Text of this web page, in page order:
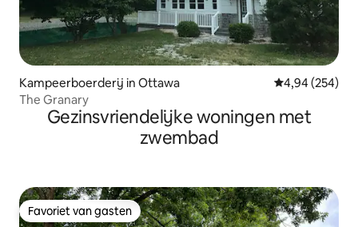
Kampeerboerderij in Ottawa Gemiddelde
4,94 (254)
The Granary
Gezinsvriendelijke woningen met
zwembad
Favoriet van gasten
Favoriet van gasten